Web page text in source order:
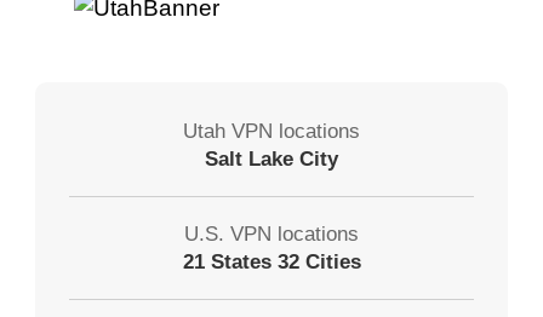
Utah VPN locations
Salt Lake City
U.S. VPN locations
21 States 32 Cities